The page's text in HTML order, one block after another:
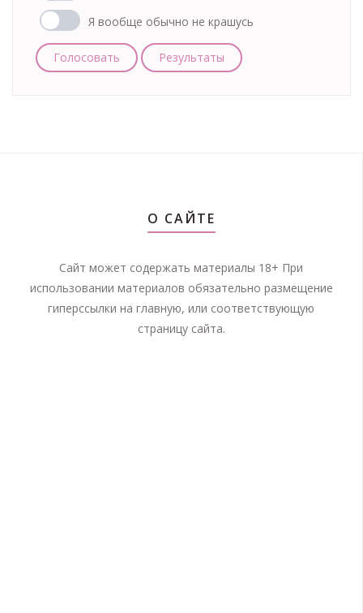
Я вообще обычно не крашусь
Голосовать Результаты
О САЙТЕ
Сайт может содержать материалы 18+ При
использовании материалов обязательно размещение
гиперссылки на главную, или соответствующую
страницу сайта.